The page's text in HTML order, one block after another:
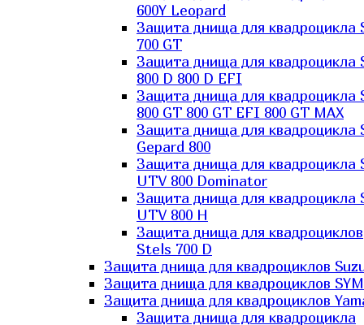
600Y Leopard
Защита днища для квадроцикла
700 GT
Защита днища для квадроцикла
800 D 800 D EFI
Защита днища для квадроцикла
800 GT 800 GT EFI 800 GT MAX
Защита днища для квадроцикла
Gepard 800
Защита днища для квадроцикла
UTV 800 Dominator
Защита днища для квадроцикла
UTV 800 H
Защита днища для квадроциклов
Stels 700 D
Защита днища для квадроциклов
Защита днища для квадроциклов SYM
Защита днища для квадроциклов
Защита днища для квадроцикла